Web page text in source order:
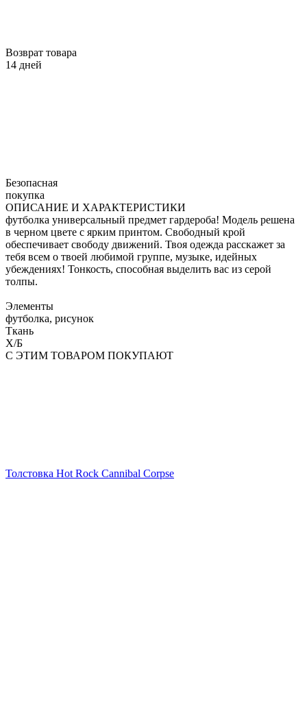
Возврат товара
14 дней
Безопасная
покупка
ОПИСАНИЕ И ХАРАКТЕРИСТИКИ
футболка универсальный предмет гардероба! Модель решена
в черном цвете с ярким принтом. Свободный крой
обеспечивает свободу движений. Твоя одежда расскажет за
тебя всем о твоей любимой группе, музыке, идейных
убеждениях! Тонкость, способная выделить вас из серой
толпы.
Элементы
футболка, рисунок
Ткань
Х/Б
С ЭТИМ ТОВАРОМ ПОКУПАЮТ
Толстовка Hot Rock Cannibal Corpse